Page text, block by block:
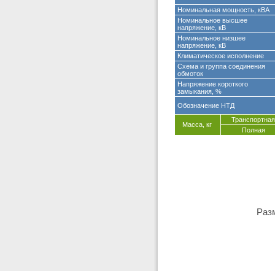
Номинальная мощность, кВА
Номинальное высшее
напряжение, кВ
Номинальное низшее
напряжение, кВ
Климатическое исполнение
Схема и группа соединения
обмоток
Напряжение короткого
замыкания, %
Обозначение НТД
Масса, кг
Транспортная
Полная